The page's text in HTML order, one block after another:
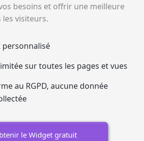
besoins et offrir une meilleure
les visiteurs.
sur toutes les pages et vues
au RGPD, aucune donnée
le Widget gratuit